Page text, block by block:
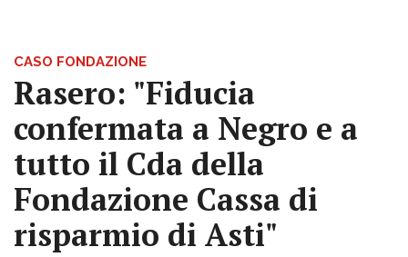
CASO FONDAZIONE
Rasero: "Fiducia
confermata a Negro e a
tutto il Cda della
Fondazione Cassa di
risparmio di Asti"